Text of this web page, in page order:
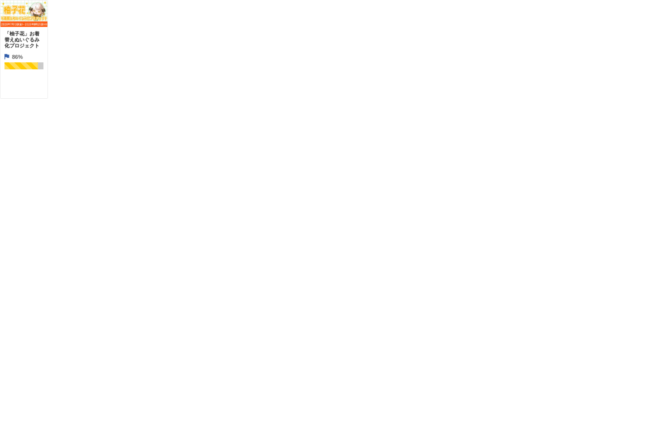
「柚子花」お着
替えぬいぐるみ
化プロジェクト
86%